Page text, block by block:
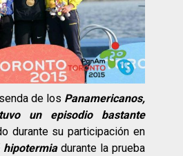
de los Panamericanos,
un episodio bastante
durante su participación en
durante la prueba